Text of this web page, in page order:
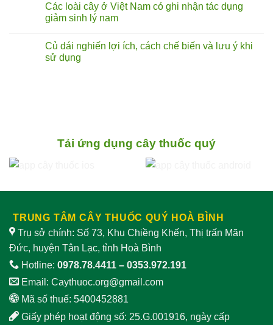
liệt
dương:
Thực
đâu?
bú
(hoàng
sự
thật
về
bình
luận
ở
Bia
loài
cây
Các loài cây ở Việt Nam có ghi nhận tác dụng
giảm sinh lý nam
bình
luận
ở
Củ dái nghiến lợi ích, cách chế biến và lưu ý khi
sử dụng
cách chế biến
Tải ứng dụng cây thuốc quý
TRUNG TÂM CÂY THUỐC QUÝ HOÀ BÌNH
Trụ sở chính: Số 73, Khu Chiềng Khến, Thị trấn Mãn
Đức, huyện Tân Lạc, tỉnh Hoà Bình
Hotline: 0978.78.4411 – 0353.972.191
Email: Caythuoc.org@gmail.com
Mã số thuế: 5400452881
Giấy phép hoạt động số: 25.G.001916, ngày cấp